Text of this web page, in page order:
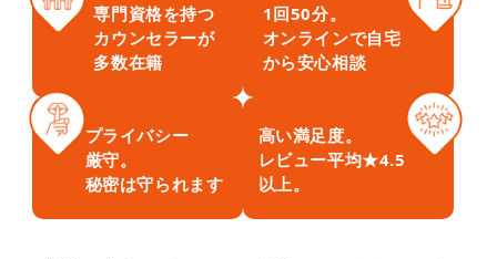
専門資格を持つ
カウンセラーが
多数在籍
1回50分。
オンラインで自宅
から安心相談
プライバシー
厳守。
秘密は守られます
高い満足度。
レビュー平均★4.5
以上。